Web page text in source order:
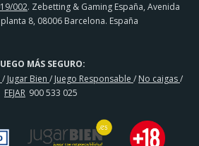
002. Zebetting & Gaming España, Avenida
8, 08006 Barcelona. España
MÁS SEGURO:
/ Jugar Bien / Juego Responsable / No caigas/
FEJAR 900 533 025